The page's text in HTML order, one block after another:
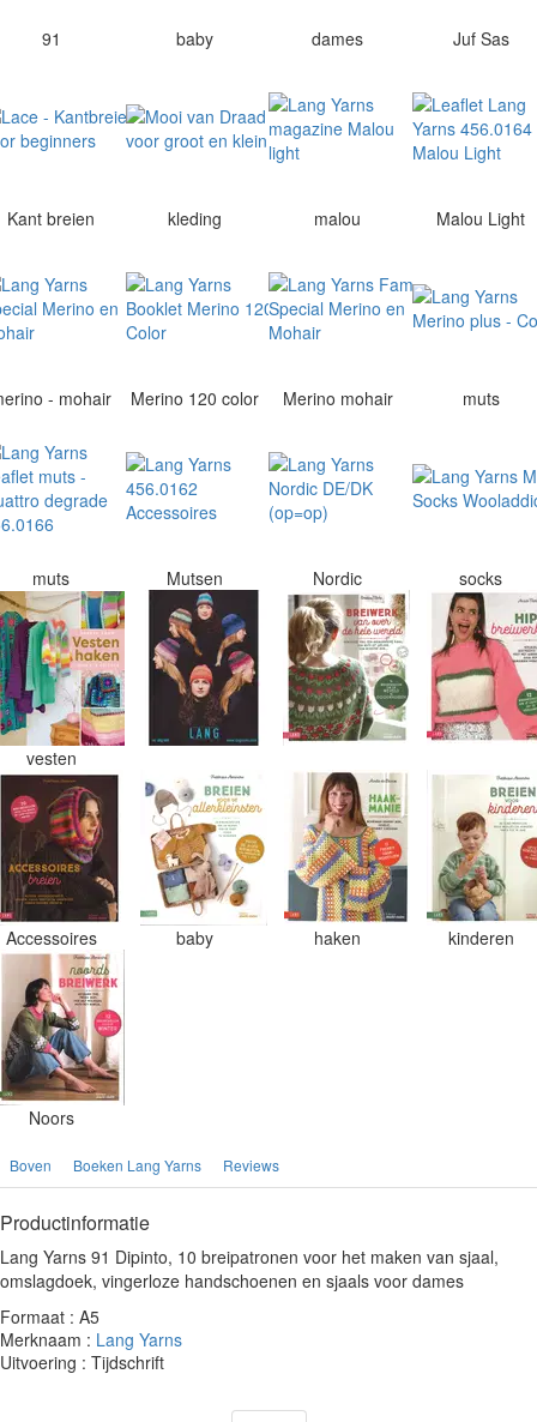
91 baby dames Juf Sas
Kant breien kleding malou Malou Light
- mohair Merino 120 color Merino mohair muts
muts Mutsen Nordic socks
vesten
Accessoires baby haken kinderen
Noors
Boven Boeken Lang Yarns Reviews
Productinformatie
Lang Yarns 91 Dipinto, 10 breipatronen voor het maken van sjaal,
omslagdoek, vingerloze handschoenen en sjaals voor dames
Formaat : A5
Merknaam : Lang Yarns
Uitvoering : Tijdschrift